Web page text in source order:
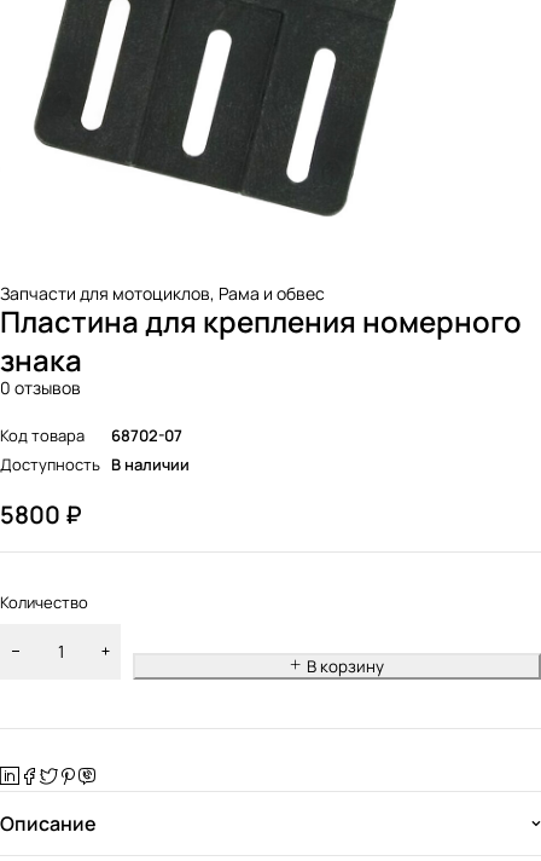
Запчасти для мотоциклов, Рама и обвес
Пластина для крепления номерного
знака
0 отзывов
Код товара
68702-07
Доступность В наличии
5800 ₽
Количество
В корзину
Описание